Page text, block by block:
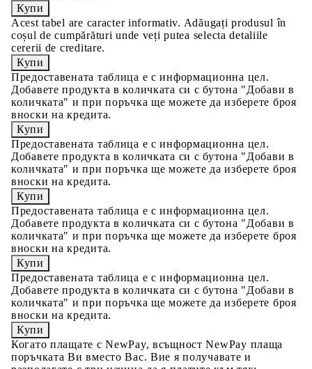
Acest tabel are caracter informativ. Adăugați produsul în
coșul de cumpărături unde veți putea selecta detaliile
cererii de creditare.
Предоставената таблица е с информационна цел.
Добавете продукта в количката си с бутона "Добави в
количката" и при поръчка ще можете да изберете броя
вноски на кредита.
Предоставената таблица е с информационна цел.
Добавете продукта в количката си с бутона "Добави в
количката" и при поръчка ще можете да изберете броя
вноски на кредита.
Предоставената таблица е с информационна цел.
Добавете продукта в количката си с бутона "Добави в
количката" и при поръчка ще можете да изберете броя
вноски на кредита.
Предоставената таблица е с информационна цел.
Добавете продукта в количката си с бутона "Добави в
количката" и при поръчка ще можете да изберете броя
вноски на кредита.
Когато плащате с NewPay, всъщност NewPay плаща
поръчката Ви вместо Вас. Вие я получавате и